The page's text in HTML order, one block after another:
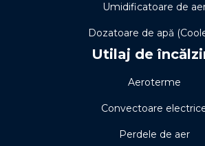
Umidificatoare de
Dozatoare de apă
Utilaj de
Aeroterme
Convectoare
Perdele de aer